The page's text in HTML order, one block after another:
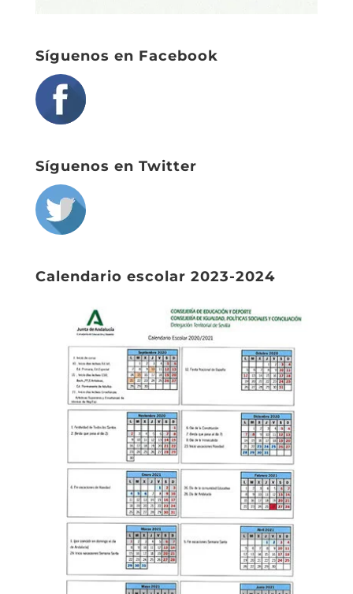
Síguenos en Facebook
Síguenos en Twitter
Calendario escolar 2023-2024